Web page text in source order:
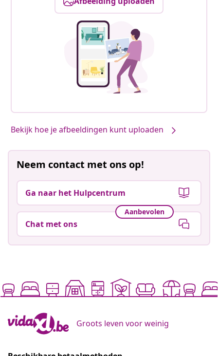
Bekijk hoe je afbeeldingen kunt uploaden
Neem contact met ons op!
Ga naar het Hulpcentrum
Aanbevolen
Chat met ons
Groots leven voor weinig